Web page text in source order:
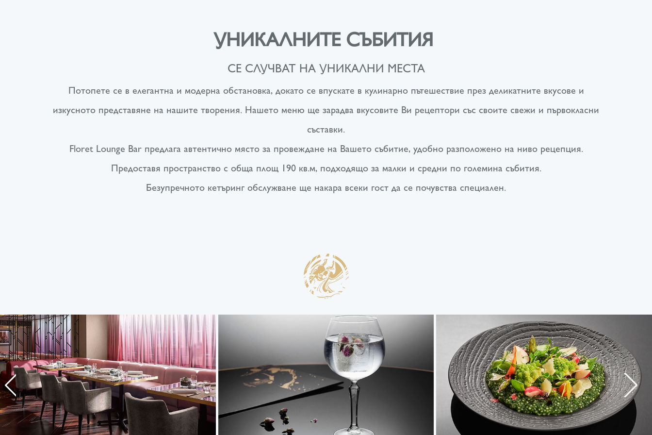
УНИКАЛНИТЕ СЪБИТИЯ
СЕ СЛУЧВАТ НА УНИКАЛНИ МЕСТА
Потопете се в елегантна и модерна обстановка, докато се впускате в кулинарно пътешествие през деликатните вкусове и
изкусното представяне на нашите творения. Нашето меню ще зарадва вкусовите Ви рецептори със своите свежи и първокласни
съставки.
Floret Lounge Bar предлага автентично място за провеждане на Вашето събитие, удобно разположено на ниво рецепция.
Предоставя пространство с обща площ 190 кв.м, подходящо за малки и средни по големина събития.
Безупречното кетъринг обслужване ще накара всеки гост да се почувства специален.